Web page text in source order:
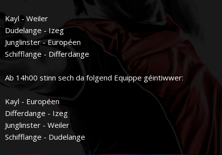
Kayl - Weiler
Dudelange - Izeg
Junglinster - Européen
Schifflange - Differdange
Ab 14h00 stinn sech da folgend Equippe géintiwwer:
Kayl - Européen
Differdange - Izeg
Junglinster - Weiler
Schifflange - Dudelange